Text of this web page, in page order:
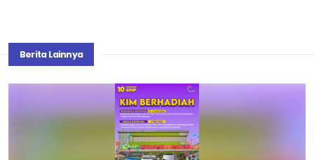
Berita Lainnya